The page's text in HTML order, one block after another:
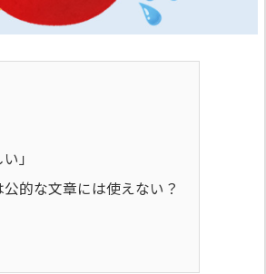
」
公的な文章には使えない？